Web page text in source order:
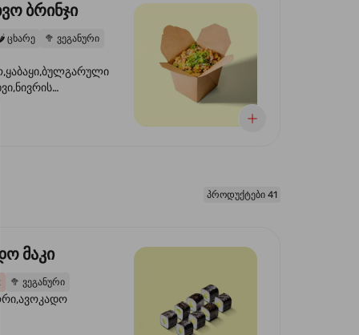
ბრინჯი
🌶️ ცხარე 🥦 ვეგანური
ცხარე
პროდუქტები 41
მაკი
2 🥦 ვეგანური